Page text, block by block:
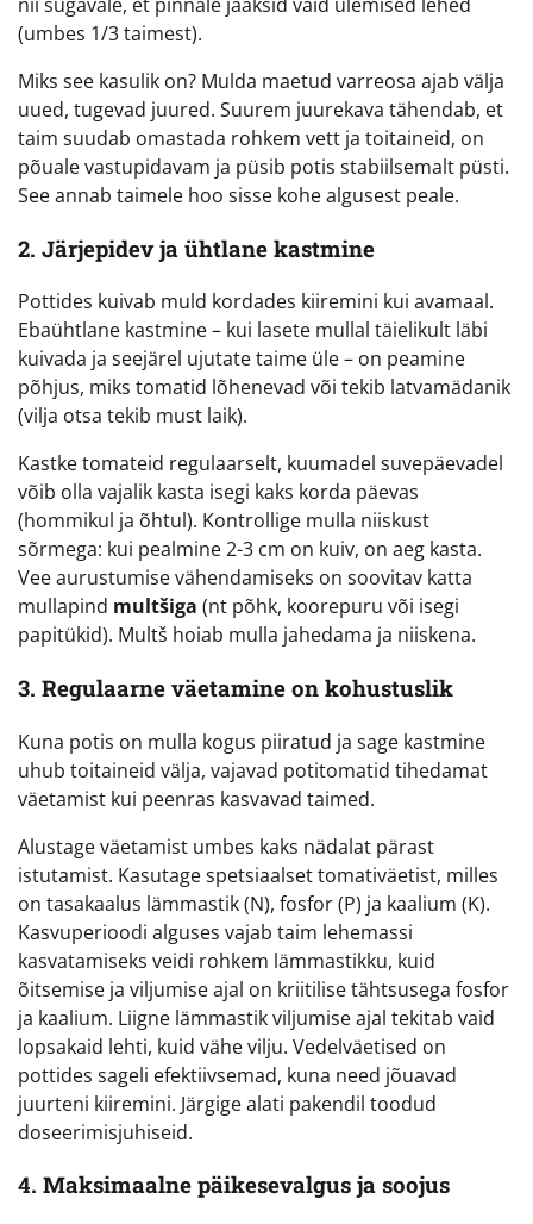
(umbes 1/3 taimest).
Miks see kasulik on? Mulda maetud varreosa ajab välja
uued, tugevad juured. Suurem juurekava tähendab, et
taim suudab omastada rohkem vett ja toitaineid, on
põuale vastupidavam ja püsib potis stabiilsemalt püsti.
See annab taimele hoo sisse kohe algusest peale.
2. Järjepidev ja ühtlane kastmine
Pottides kuivab muld kordades kiiremini kui avamaal.
Ebaühtlane kastmine – kui lasete mullal täielikult läbi
kuivada ja seejärel ujutate taime üle – on peamine
põhjus, miks tomatid lõhenevad või tekib latvamädanik
(vilja otsa tekib must laik).
Kastke tomateid regulaarselt, kuumadel suvepäevadel
võib olla vajalik kasta isegi kaks korda päevas
(hommikul ja õhtul). Kontrollige mulla niiskust
sõrmega: kui pealmine 2-3 cm on kuiv, on aeg kasta.
Vee aurustumise vähendamiseks on soovitav katta
mullapind multšiga (nt põhk, koorepuru või isegi
papitükid). Multš hoiab mulla jahedama ja niiskena.
3. Regulaarne väetamine on kohustuslik
Kuna potis on mulla kogus piiratud ja sage kastmine
uhub toitaineid välja, vajavad potitomatid tihedamat
väetamist kui peenras kasvavad taimed.
Alustage väetamist umbes kaks nädalat pärast
istutamist. Kasutage spetsiaalset tomativäetist, milles
on tasakaalus lämmastik (N), fosfor (P) ja kaalium (K).
Kasvuperioodi alguses vajab taim lehemassi
kasvatamiseks veidi rohkem lämmastikku, kuid
õitsemise ja viljumise ajal on kriitilise tähtsusega fosfor
ja kaalium. Liigne lämmastik viljumise ajal tekitab vaid
lopsakaid lehti, kuid vähe vilju. Vedelväetised on
pottides sageli efektiivsemad, kuna need jõuavad
juurteni kiiremini. Järgige alati pakendil toodud
doseerimisjuhiseid.
4. Maksimaalne päikesevalgus ja soojus